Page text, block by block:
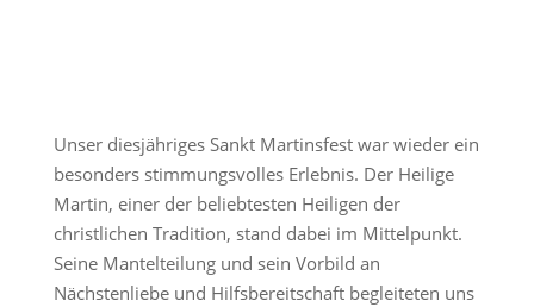
Unser diesjähriges Sankt Martinsfest war wieder ein
besonders stimmungsvolles Erlebnis. Der Heilige
Martin, einer der beliebtesten Heiligen der
christlichen Tradition, stand dabei im Mittelpunkt.
Seine Mantelteilung und sein Vorbild an
Nächstenliebe und Hilfsbereitschaft begleiteten uns